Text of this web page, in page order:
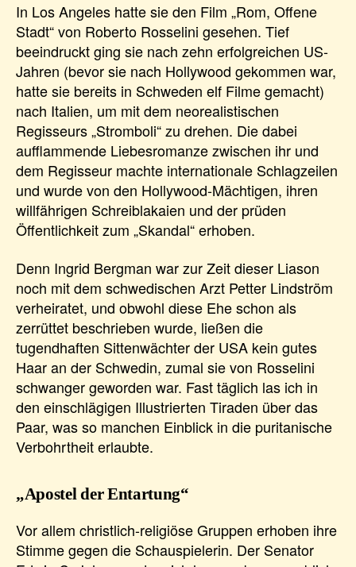
In Los Angeles hatte sie den Film „Rom, Offene
Stadt“ von Roberto Rosselini gesehen. Tief
beeindruckt ging sie nach zehn erfolgreichen US-
Jahren (bevor sie nach Hollywood gekommen war,
hatte sie bereits in Schweden elf Filme gemacht)
nach Italien, um mit dem neorealistischen
Regisseurs „Stromboli“ zu drehen. Die dabei
aufflammende Liebesromanze zwischen ihr und
dem Regisseur machte internationale Schlagzeilen
und wurde von den Hollywood-Mächtigen, ihren
willfährigen Schreiblakaien und der prüden
Öffentlichkeit zum „Skandal“ erhoben.
Denn Ingrid Bergman war zur Zeit dieser Liason
noch mit dem schwedischen Arzt Petter Lindström
verheiratet, und obwohl diese Ehe schon als
zerrüttet beschrieben wurde, ließen die
tugendhaften Sittenwächter der USA kein gutes
Haar an der Schwedin, zumal sie von Rosselini
schwanger geworden war. Fast täglich las ich in
den einschlägigen Illustrierten Tiraden über das
Paar, was so manchen Einblick in die puritanische
Verbohrtheit erlaubte.
„Apostel der Entartung“
Vor allem christlich-religiöse Gruppen erhoben ihre
Stimme gegen die Schauspielerin. Der Senator